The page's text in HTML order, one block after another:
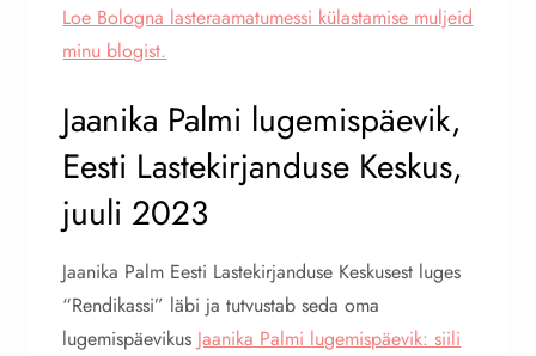
Loe Bologna lasteraamatumessi külastamise muljeid
minu blogist.
Jaanika Palmi lugemispäevik,
Eesti Lastekirjanduse Keskus,
juuli 2023
Jaanika Palm Eesti Lastekirjanduse Keskusest luges
“Rendikassi” läbi ja tutvustab seda oma
lugemispäevikus Jaanika Palmi lugemispäevik: siili